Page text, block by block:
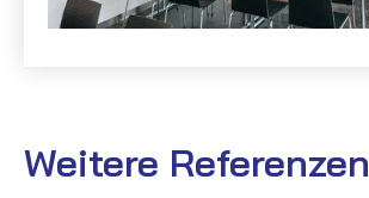
Weitere Referenzen